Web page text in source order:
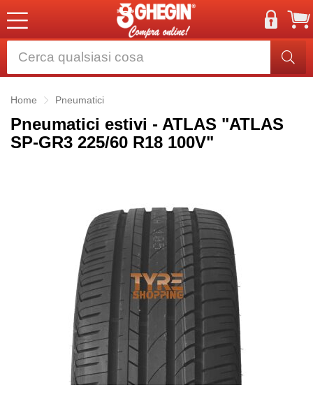
Home Pneumatici
Pneumatici estivi - ATLAS "ATLAS
SP-GR3 225/60 R18 100V"